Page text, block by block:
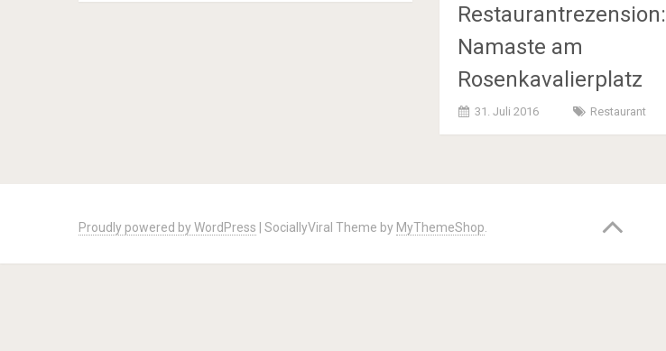
Restaurantrezension:
Namaste am
Rosenkavalierplatz
31. Juli 2016 Restaurant
navigation
Proudly powered by WordPress SociallyViral Theme by MyThemeShop